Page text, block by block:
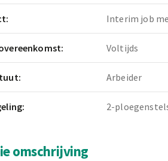
Interim job
Voltijds
Arbeider
2-
omschrijving